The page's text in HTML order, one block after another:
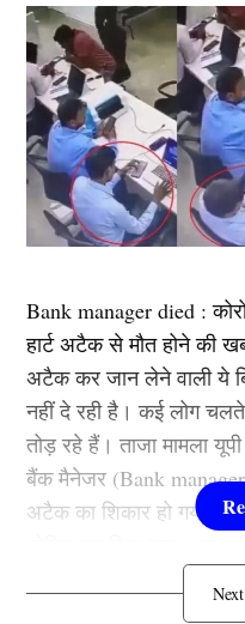
Bank manager died :
हार्ट अटैक से मौत होने की
अटैक कर जान लेने वाली ये
नहीं दे रही है। कई लोग
तोड़ रहे हैं। ताजा मामला
बैंक मैनेजर (Bank manager
अटैक का शिकार हो गया
अब सोशल मीडिया पर वायरल